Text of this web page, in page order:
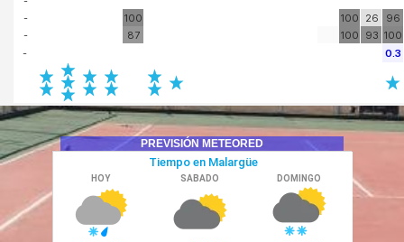
PREVISIÓN METEORED